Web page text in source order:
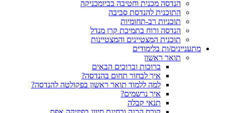
הנדסה מכנית וחטיבה בביומכניקה
התוכנית להנדסת סביבה
תוכניות רב-תחומיות
הנדסה ורוח בתמיכת קרן מנדל
תוכנית המצטיינים והמצטיינות
מתעניינים/ות בלימודים
תואר ראשון
ברוכות וברוכים הבאים
איך לבחור תחום בהנדסה?
למה ללמוד תואר ראשון בפקולטה להנדסה?
איך נרשמים?
תנאי קבלה